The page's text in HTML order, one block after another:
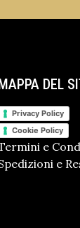
DEL
Privacy Policy
Cookie Policy
e
e